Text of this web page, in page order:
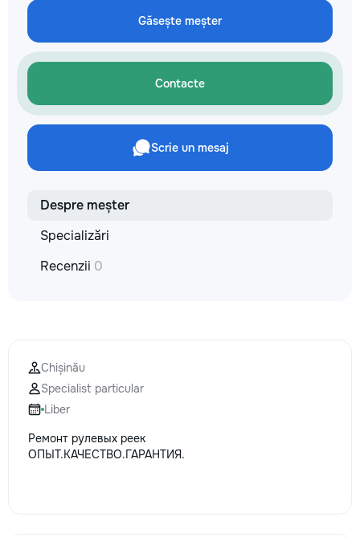
не включается? Не спешите
покупать новую! Спасем ваш
бюджет.
Găsește meșter
Contacte
Scrie un mesaj
Despre meșter
Specializări
Recenzii 0
Chișinău
Specialist particular
Liber
Ремонт рулевых реек
ОПЫТ.КАЧЕСТВО.ГАРАНТИЯ.